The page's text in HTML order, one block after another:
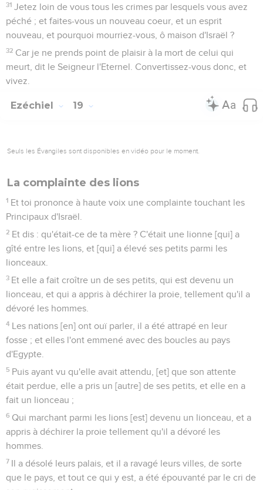
31 Jetez loin de vous tous les crimes par lesquels vous avez
péché ; et faites-vous un nouveau coeur, et un esprit
nouveau, et pourquoi mourriez-vous, ô maison d'Israël ?
32 Car je ne prends point de plaisir à la mort de celui qui
meurt, dit le Seigneur l'Eternel. Convertissez-vous donc, et
vivez.
Ezéchiel 19
Seuls les Évangiles sont disponibles en vidéo pour le moment.
La complainte des lions
1 Et toi prononce à haute voix une complainte touchant les
Principaux d'Israël.
2 Et dis : qu'était-ce de ta mère ? C'était une lionne [qui] a
gîté entre les lions, et [qui] a élevé ses petits parmi les
lionceaux.
3 Et elle a fait croître un de ses petits, qui est devenu un
lionceau, et qui a appris à déchirer la proie, tellement qu'il a
dévoré les hommes.
4 Les nations [en] ont ouï parler, il a été attrapé en leur
fosse ; et elles l'ont emmené avec des boucles au pays
d'Egypte.
5 Puis ayant vu qu'elle avait attendu, [et] que son attente
était perdue, elle a pris un [autre] de ses petits, et elle en a
fait un lionceau ;
6 Qui marchant parmi les lions [est] devenu un lionceau, et a
appris à déchirer la proie tellement qu'il a dévoré les
hommes.
7 Il a désolé leurs palais, et il a ravagé leurs villes, de sorte
que le pays, et tout ce qui y est, a été épouvanté par le cri de